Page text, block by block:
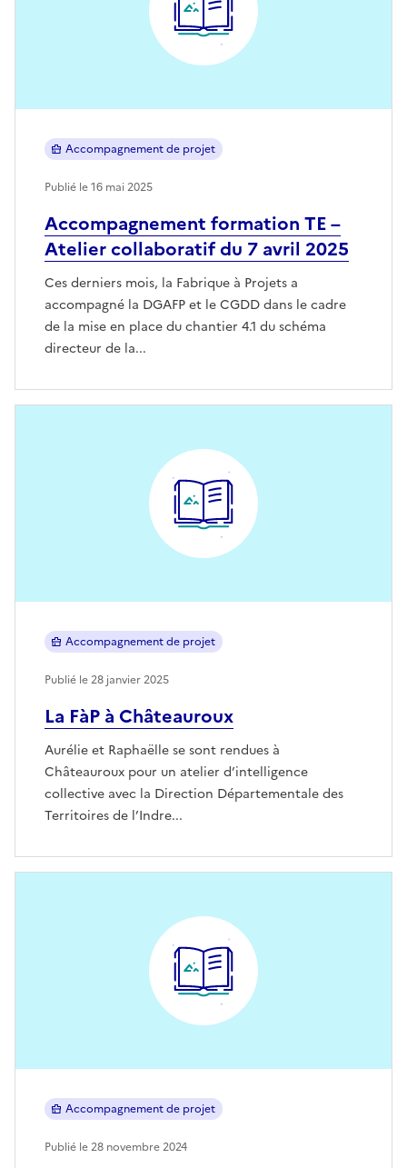
Accompagnement formation TE –
Atelier collaboratif du 7 avril 2025
Ces derniers mois, la Fabrique à Projets a
accompagné la DGAFP et le CGDD dans le cadre
de la mise en place du chantier 4.1 du schéma
directeur de la...
Accompagnement de projet
Publié le 16 mai 2025
La FàP à Châteauroux
Aurélie et Raphaëlle se sont rendues à
Châteauroux pour un atelier d’intelligence
collective avec la Direction Départementale des
Territoires de l’Indre...
Accompagnement de projet
Publié le 28 janvier 2025
Accompagnement de projet
Publié le 28 novembre 2024